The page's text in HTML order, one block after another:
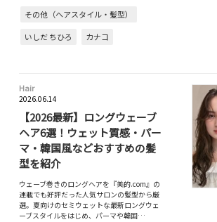
その他（ヘアスタイル・髪型）
いしだ ちひろ
カナコ
Hair
2026.06.14
【2026最新】ロングウェーブ
ヘア6選！ウェット質感・パー
マ・韓国風などおすすめの髪
型を紹介
ウェーブ巻きのロングヘアを『美的.com』の
連載でも好評だった人気サロンの髪型から厳
選。夏向けのセミウェットな最新ロングウェ
ーブスタイルをはじめ、パーマや韓国…